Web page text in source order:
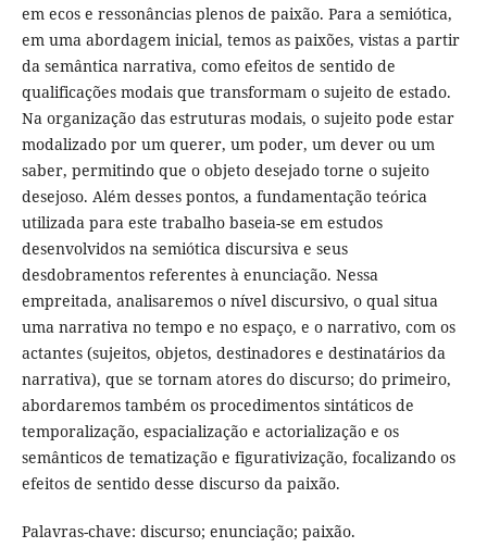
em ecos e ressonâncias plenos de paixão. Para a semiótica,
em uma abordagem inicial, temos as paixões, vistas a partir
da semântica narrativa, como efeitos de sentido de
qualificações modais que transformam o sujeito de estado.
Na organização das estruturas modais, o sujeito pode estar
modalizado por um querer, um poder, um dever ou um
saber, permitindo que o objeto desejado torne o sujeito
desejoso. Além desses pontos, a fundamentação teórica
utilizada para este trabalho baseia-se em estudos
desenvolvidos na semiótica discursiva e seus
desdobramentos referentes à enunciação. Nessa
empreitada, analisaremos o nível discursivo, o qual situa
uma narrativa no tempo e no espaço, e o narrativo, com os
actantes (sujeitos, objetos, destinadores e destinatários da
narrativa), que se tornam atores do discurso; do primeiro,
abordaremos também os procedimentos sintáticos de
temporalização, espacialização e actorialização e os
semânticos de tematização e figurativização, focalizando os
efeitos de sentido desse discurso da paixão.
Palavras-chave: discurso; enunciação; paixão.